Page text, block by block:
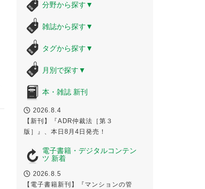
分野から探す ▼
雑誌から探す ▼
タグから探す ▼
月別で探す ▼
本・雑誌 新刊
2026.8.4
【新刊】『ADR仲裁法［第３
版］』、本日8月4日発売！
電子書籍・デジタルコンテン
ツ 新着
2026.8.5
【電子書籍新刊】『マンションの管